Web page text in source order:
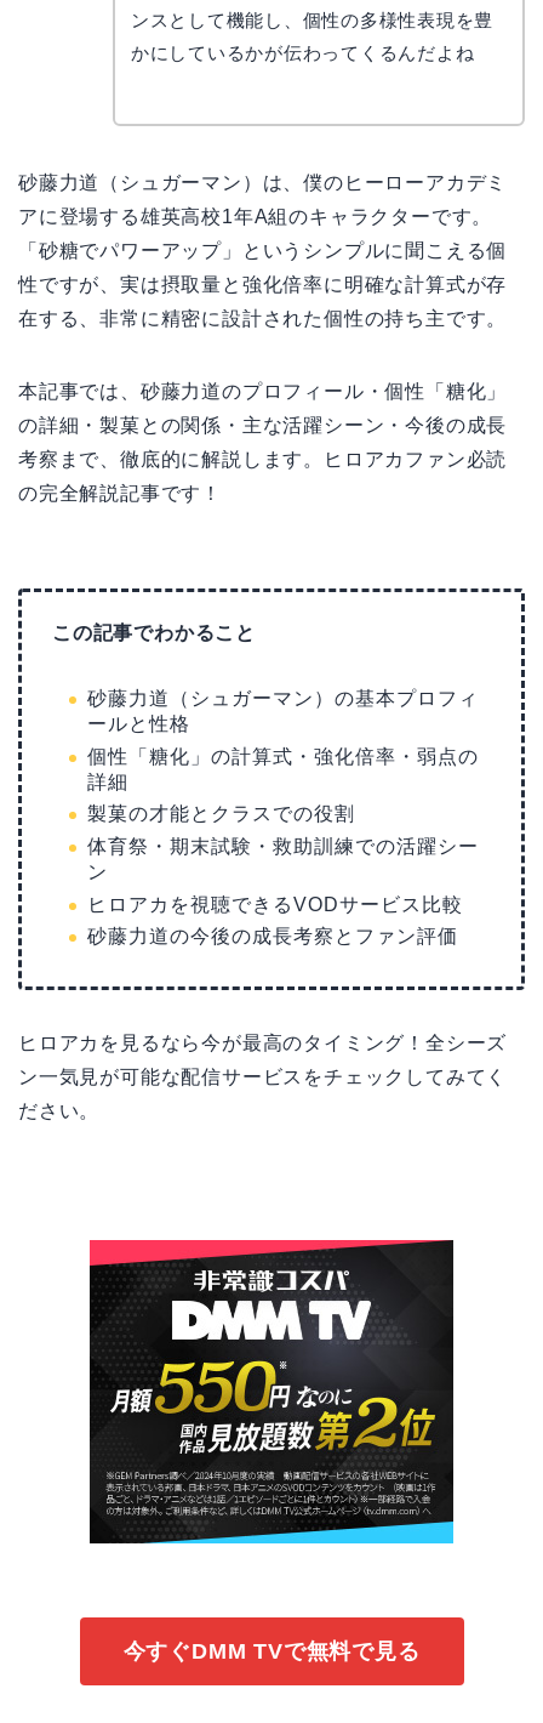
ンスとして機能し、個性の多様性表現を豊
かにしているかが伝わってくるんだよね
砂藤力道（シュガーマン）は、僕のヒーローアカデミ
アに登場する雄英高校1年A組のキャラクターです。
「砂糖でパワーアップ」というシンプルに聞こえる個
性ですが、実は摂取量と強化倍率に明確な計算式が存
在する、非常に精密に設計された個性の持ち主です。
本記事では、砂藤力道のプロフィール・個性「糖化」
の詳細・製菓との関係・主な活躍シーン・今後の成長
考察まで、徹底的に解説します。ヒロアカファン必読
の完全解説記事です！
この記事でわかること
砂藤力道（シュガーマン）の基本プロフィ
ールと性格
個性「糖化」の計算式・強化倍率・弱点の
詳細
製菓の才能とクラスでの役割
体育祭・期末試験・救助訓練での活躍シー
ン
ヒロアカを視聴できるVODサービス比較
砂藤力道の今後の成長考察とファン評価
ヒロアカを見るなら今が最高のタイミング！全シーズ
ン一気見が可能な配信サービスをチェックしてみてく
ださい。
今すぐDMM TVで無料で見る